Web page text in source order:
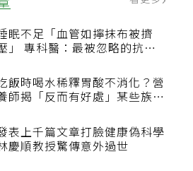
看更多
睡眠不足「血管如擰抹布被擠
壓」 專科醫：最被忽略的抗老
吃飯時喝水稀釋胃酸不消化？營
養師揭「反而有好處」某些族群
發表上千篇文章打臉健康偽科學
林慶順教授驚傳意外過世